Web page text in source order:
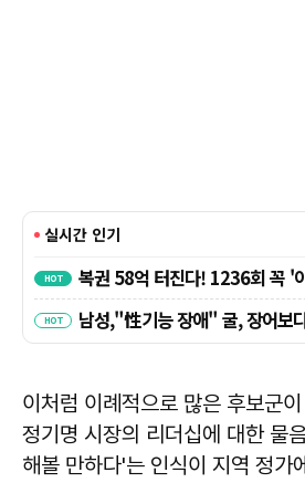
이처럼 이례적으로 많은 후보군
정기명 시장의 리더십에 대한 물
해볼 만하다'는 인식이 지역 정가